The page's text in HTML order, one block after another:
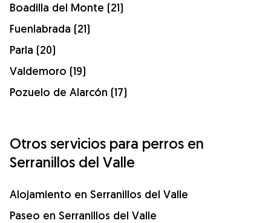
Boadilla del Monte (21)
Fuenlabrada (21)
Parla (20)
Valdemoro (19)
Pozuelo de Alarcón (17)
Otros servicios para perros en
Serranillos del Valle
Alojamiento en Serranillos del Valle
Paseo en Serranillos del Valle